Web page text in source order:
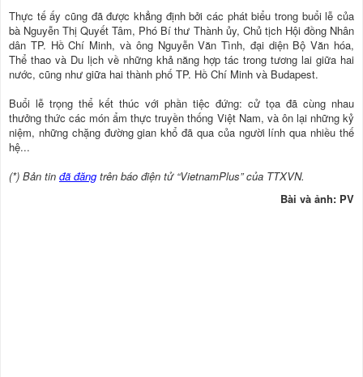
Thực tế ấy cũng đã được khẳng định bởi các phát biểu trong buổi lễ của
bà Nguyễn Thị Quyết Tâm, Phó Bí thư Thành ủy, Chủ tịch Hội đồng Nhân
dân TP. Hồ Chí Minh, và ông Nguyễn Văn Tình, đại diện Bộ Văn hóa,
Thể thao và Du lịch về những khả năng hợp tác trong tương lai giữa hai
nước, cũng như giữa hai thành phố TP. Hồ Chí Minh và Budapest.
Buổi lễ trọng thể kết thúc với phần tiệc đứng: cử tọa đã cùng nhau
thưởng thức các món ẩm thực truyền thống Việt Nam, và ôn lại những kỷ
niệm, những chặng đường gian khổ đã qua của người lính qua nhiều thế
hệ...
(*) Bản tin đã đăng trên báo điện tử “VietnamPlus” của TTXVN.
Bài và ảnh: PV